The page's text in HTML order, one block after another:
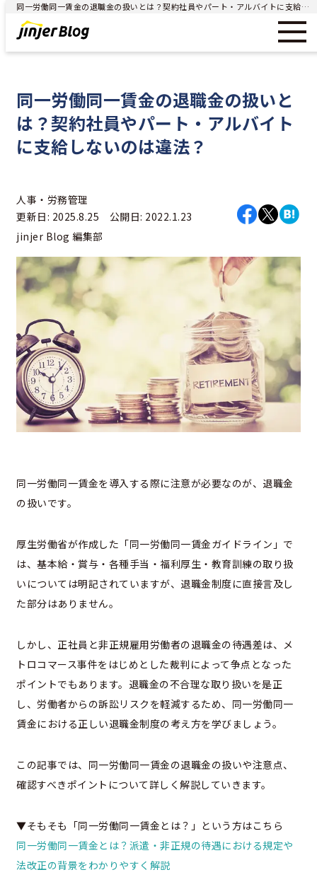
同一労働同一賃金の退職金の扱いとは？契約社員やパート・アルバイトに支給しないのは違法？ - ジンジャー（jinjer）｜統合型人事システム
同一労働同一賃金の退職金の扱いと
は？契約社員やパート・アルバイト
に支給しないのは違法？
人事・労務管理
更新日: 2025.8.25 公開日: 2022.1.23
jinjer Blog 編集部
同一労働同一賃金を導入する際に注意が必要なのが、退職金
の扱いです。
厚生労働省が作成した「同一労働同一賃金ガイドライン」で
は、基本給・賞与・各種手当・福利厚生・教育訓練の取り扱
いについては明記されていますが、退職金制度に直接言及し
た部分はありません。
しかし、正社員と非正規雇用労働者の退職金の待遇差は、メ
トロコマース事件をはじめとした裁判によって争点となった
ポイントでもあります。退職金の不合理な取り扱いを是正
し、労働者からの訴訟リスクを軽減するため、同一労働同一
賃金における正しい退職金制度の考え方を学びましょう。
この記事では、同一労働同一賃金の退職金の扱いや注意点、
確認すべきポイントについて詳しく解説していきます。
▼そもそも「同一労働同一賃金とは？」という方はこちら
同一労働同一賃金とは？派遣・非正規の待遇における規定や
法改正の背景をわかりやすく解説